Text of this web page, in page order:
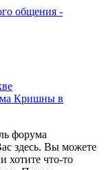
Кришны в
форума
здесь. Вы можете
хотите что-то